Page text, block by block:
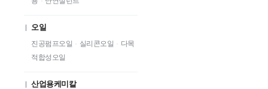
오일
진공펌프오일 · 실리콘오일 · 다목
적합성오일
산업용케미칼